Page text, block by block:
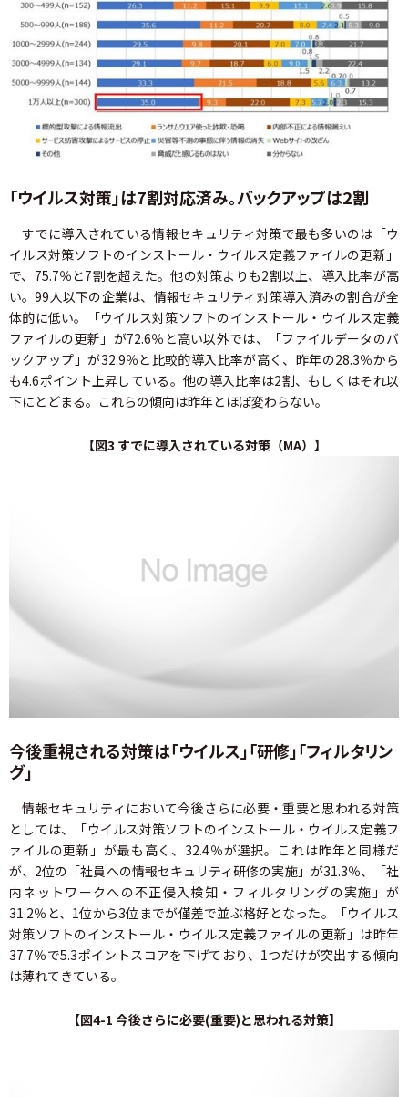
「ウイルス対策」は7割対応済み。バックアップは2割
すでに導入されている情報セキュリティ対策で最も多いのは「ウ
イルス対策ソフトのインストール・ウイルス定義ファイルの更新」
で、75.7％と7割を超えた。他の対策よりも2割以上、導入比率が高
い。99人以下の企業は、情報セキュリティ対策導入済みの割合が全
体的に低い。「ウイルス対策ソフトのインストール・ウイルス定義
ファイルの更新」が72.6％と高い以外では、「ファイルデータのバ
ックアップ」が32.9％と比較的導入比率が高く、昨年の28.3％から
も4.6ポイント上昇している。他の導入比率は2割、もしくはそれ以
下にとどまる。これらの傾向は昨年とほぼ変わらない。
【図3 すでに導入されている対策（MA）】
今後重視される対策は「ウイルス」「研修」「フィルタリン
グ」
情報セキュリティにおいて今後さらに必要・重要と思われる対策
としては、「ウイルス対策ソフトのインストール・ウイルス定義フ
ァイルの更新」が最も高く、32.4％が選択。これは昨年と同様だ
が、2位の「社員への情報セキュリティ研修の実施」が31.3％、「社
内ネットワークへの不正侵入検知・フィルタリングの実施」が
31.2％と、1位から3位までが僅差で並ぶ格好となった。「ウイルス
対策ソフトのインストール・ウイルス定義ファイルの更新」は昨年
37.7％で5.3ポイントスコアを下げており、1つだけが突出する傾向
は薄れてきている。
【図4-1 今後さらに必要(重要)と思われる対策】